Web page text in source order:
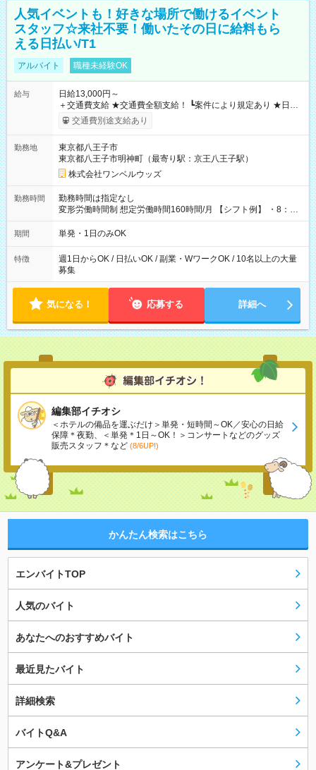
人気イベントも！好きな場所で働けるイベント
スタッフ☆来社不要！働いたその日に給料もら
える日払い/T1
アルバイト 職種未経験OK
給与
日給13,000円～
＋交通費支給 ★交通費全額支給！ ┗案件により規定あり ★日払
いOK！（規定あり） ┗働いたその日に現金GET♪ お仕事後はコ
ンビニATMから 日払い分を引き落とせます！ 【試用期間】試
交通費別途支給あり
勤務地
東京都八王子市
東京都八王子市明神町（最寄り駅：京王八王子駅）
株式会社ワンベルウッズ
勤務時間
勤務時間は指定なし
変形労働時間制 想定労働時間160時間/月 【シフト例】 ・8：00
～21：00
期間 単発・1日のみOK
特徴
週1日からOK / 日払いOK / 副業・WワークOK / 10名以上の大量
募集
気になる！ 応募する 詳細へ
編集部イチオシ
＜ホテルの備品を運ぶだけ＞単発・短時間～OK／安心の日給
保障＊夜勤、＜単発＊1日～OK！＞コンサートなどのグッズ
販売スタッフ＊など (8/6UP!)
かんたん検索はこちら
エンバイトTOP
人気のバイト
あなたへのおすすめバイト
最近見たバイト
詳細検索
バイトQ&A
アンケート&プレゼント